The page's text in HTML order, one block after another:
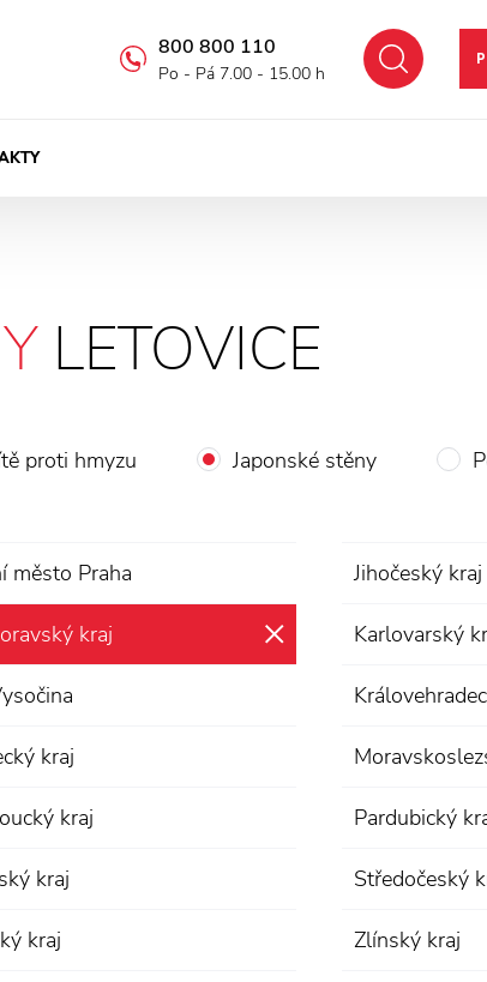
800 800 110
Po - Pá 7.00 - 15.00 h
LETOVICE
proti hmyzu Japonské stěny
město Praha Jihočeský kraj
kraj zrušit výběr
Karlovarský
kraj
kraj Pardubický
kraj Středočeský
kraj Zlínský kraj